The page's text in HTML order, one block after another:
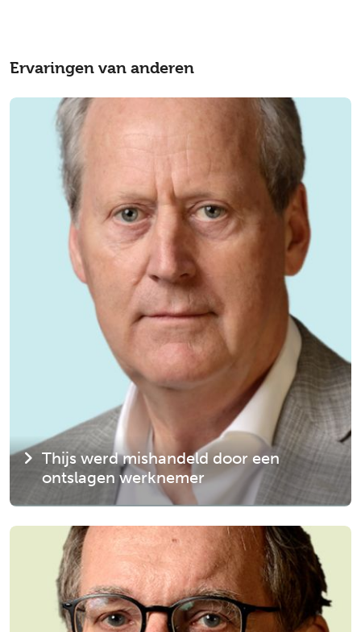
Ervaringen van anderen
Thijs werd mishandeld door een
ontslagen werknemer